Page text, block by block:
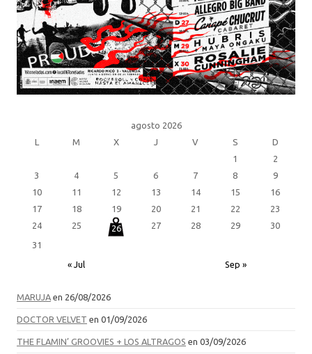
agosto 2026
L
M X J V S D
« Jul Sep »
1
2
3
4 5 6 7 8
9
10
11 12 13 14 15
16
17
18 19 20 21 22
23
24
25 26 27 28 29
30
31
MARUJA en 26/08/2026
DOCTOR VELVET en 01/09/2026
THE FLAMIN’ GROOVIES + LOS ALTRAGOS en 03/09/2026